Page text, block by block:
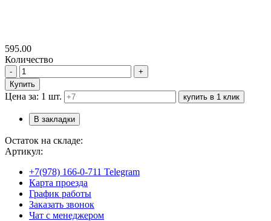
595.00
Количество
-
+
Купить
Цена за: 1 шт. купить в 1 клик
В закладки
Остаток на складе:
Артикул:
+7(978) 166-0-711 Telegram
Карта проезда
График работы
Заказать звонок
Чат с менеджером